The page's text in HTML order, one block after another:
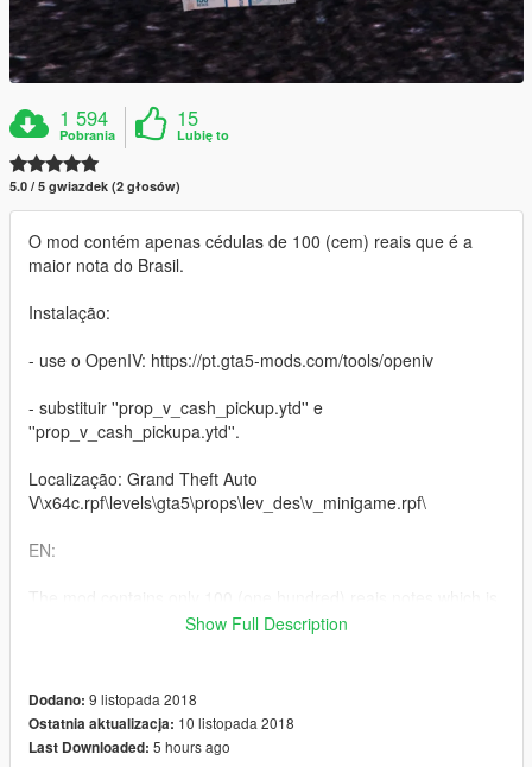
1 594
Pobrania
15
Lubię to
5.0 / 5 gwiazdek (2 głosów)
O mod contém apenas cédulas de 100 (cem) reais que é a
maior nota do Brasil.
Instalação:
- use o OpenIV: https://pt.gta5-mods.com/tools/openiv
- substituir ''prop_v_cash_pickup.ytd'' e
''prop_v_cash_pickupa.ytd''.
Localização: Grand Theft Auto
V\x64c.rpf\levels\gta5\props\lev_des\v_minigame.rpf\
EN:
the highest note in Brazil.
- use OpenIV: https://pt.gta5-mods.com/tools/openiv
Show Full Description
Dodano: 9 listopada 2018
Ostatnia aktualizacja: 10 listopada 2018
Last Downloaded: 5 hours ago